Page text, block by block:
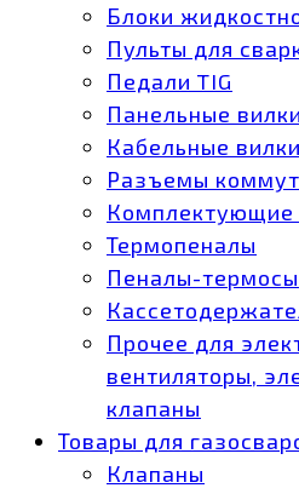
Блоки
Пульты для
Педали TIG
Панельные
Кабельные
Разъемы
Комплектующие
Термопеналы
Пеналы-термосы
Прочее для
вентиляторы,
клапаны
Товары для
Клапаны